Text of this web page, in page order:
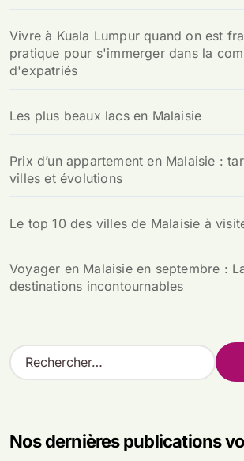
Vivre à Kuala Lumpur quand on est
pratique pour s'immerger dans la
d'expatriés
Les plus beaux lacs en Malaisie
Prix d’un appartement en Malaisie :
villes et évolutions
Le top 10 des villes de Malaisie à
Voyager en Malaisie en septembre :
destinations incontournables
R
e
rNos dernières publications